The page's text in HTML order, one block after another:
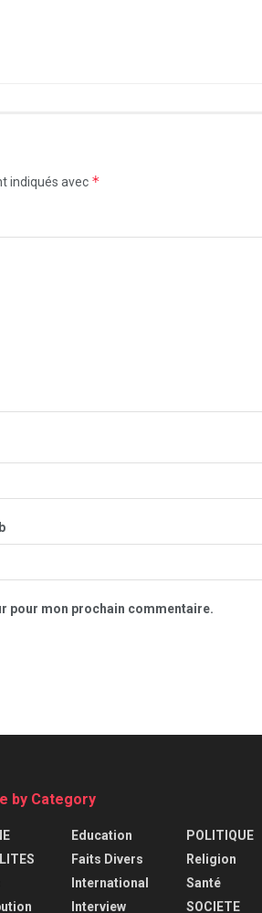
indiqués avec *
pour mon prochain commentaire.
by Category
Education
Faits Divers
International
Interview
POLITIQUE
Religion
Santé
SOCIETE